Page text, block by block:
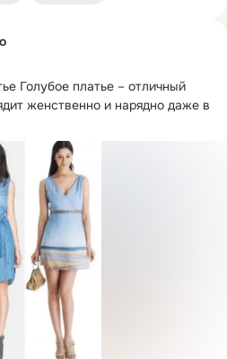
Голубое платье – отличный
женственно и нарядно даже в